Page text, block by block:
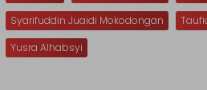
Syarifuddin Juaidi Mokodongan
Yusra Alhabsyi